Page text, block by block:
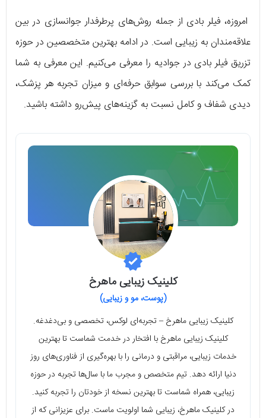
امروزه، فیلر بادی از جمله روش‌های پرطرفدار جوانسازی در بین
علاقه‌مندان به زیبایی است. در ادامه بهترین متخصصین در حوزه
تزریق فیلر بادی در جوادیه را معرفی می‌کنیم. این معرفی به شما
کمک می‌کند با بررسی سوابق حرفه‌ای و میزان تجربه هر پزشک،
دیدی شفاف و کامل نسبت به گزینه‌های پیش‌رو داشته باشید.
کلینیک زیبایی ماهرخ
(پوست، مو و زیبایی)
کلینیک زیبایی ماهرخ – تجربه‌ای لوکس، تخصصی و بی‌دغدغه.
کلینیک زیبایی ماهرخ با افتخار در خدمت شماست تا بهترین
خدمات زیبایی، مراقبتی و درمانی را با بهره‌گیری از فناوری‌های روز
دنیا ارائه دهد. تیم متخصص و مجرب ما با سال‌ها تجربه در حوزه
زیبایی، همراه شماست تا بهترین نسخه از خودتان را تجربه کنید.
در کلینیک ماهرخ، زیبایی شما اولویت ماست. برای عزیزانی که از